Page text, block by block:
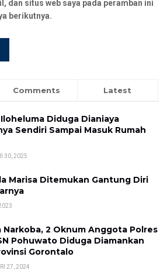
dan situs web saya pada peramban ini
berikutnya.
Comments Latest
Diduga Dianiaya
Sendiri Sampai Masuk Rumah
30, 2025
Marisa Ditemukan Gantung Diri
Narkoba, 2 Oknum Anggota Polres
Pohuwato Diduga Diamankan
Gorontalo
27, 2024